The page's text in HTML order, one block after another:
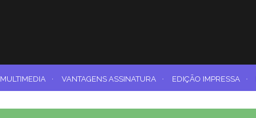
MULTIMEDIA · VANTAGENS ASSINATURA · EDIÇÃO IMPRESSA ·